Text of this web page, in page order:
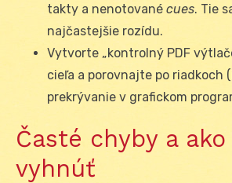
takty a nenotované cues. Tie
najčastejšie rozídu.
Vytvorte „kontrolný PDF
cieľa a porovnajte po riadkoch
prekrývanie v grafickom
Časté chyby a
vyhnúť